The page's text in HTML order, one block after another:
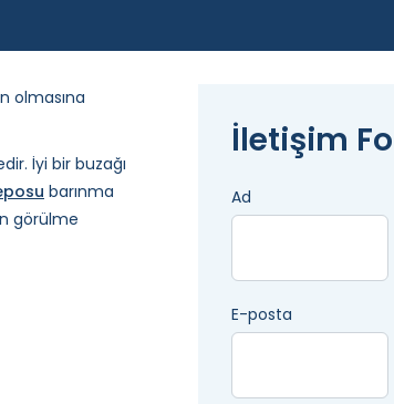
olmasına
İyi bir buzağı
barınma
görülme
İletişim
Ad
E-posta